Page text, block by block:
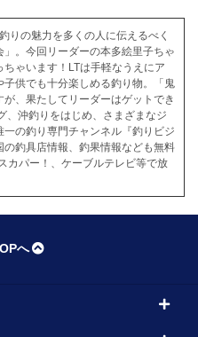
りの魅力を多くの人に伝えるべく
。今回リーダーの本多絵里子ちゃ
ゃいます！LTは手軽なうえにア
供でも十分楽しめる釣り物。「鬼
、果たしてリーダーはゲットでき
、沖釣りをはじめ、さまざまなジ
の釣り専門チャンネル『釣りビジ
釣具店情報、釣果情報なども無料
カパー！、ケーブルテレビ等で放
へ